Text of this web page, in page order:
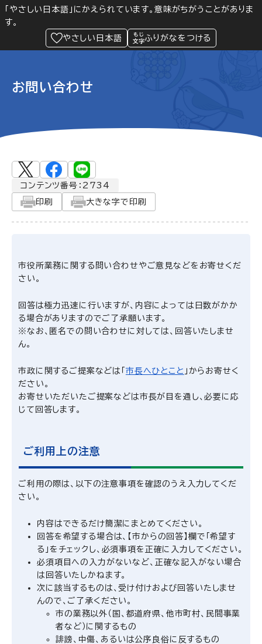
「やさしい日本語」にかえられています。意味がちがうことがありま
す。
やさしい日本語
ふりがなをつける
Language 閲覧支援
緊急情報
お問い合わせ
コンテンツ番号：2734
印刷
大きな字で印刷
市役所業務に関する問い合わせやご意見などをお寄せくだ
さい。
回答は極力迅速に行いますが、内容によっては日数がかか
る場合がありますのでご了承願います。
※なお、匿名での問い合わせに対しては、回答いたしませ
ん。
市政に関するご提案などは「 市長へひとこと 」からお寄せく
ださい。
お寄せいただいたご提案などは市長が目を通し、必要に応
じて回答します。
ご利用上の注意
ご利用の際は、以下の注意事項を確認のうえ入力してくだ
さい。
内容はできるだけ簡潔にまとめてください。
回答を希望する場合は、【市からの回答】欄で「希望す
る」をチェックし、必須事項を正確に入力してください。
必須項目への入力がないなど、正確な記入がない場合
は回答いたしかねます。
次に該当するものは、受け付けおよび回答いたしませ
んので、ご了承ください。
市の業務以外（国、都道府県、他市町村、民間事業
者など）に関するもの
誹謗、中傷、あるいは公序良俗に反するもの